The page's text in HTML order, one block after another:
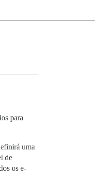
para
uma
de
os e-